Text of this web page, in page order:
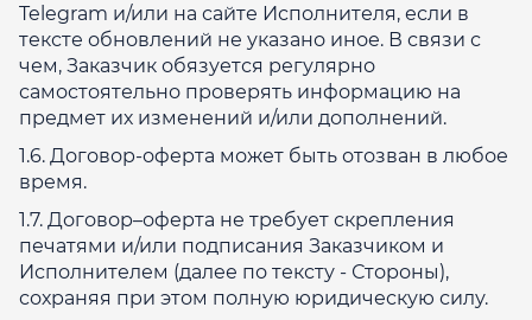
Telegram и/или на сайте Исполнителя, если в
тексте обновлений не указано иное. В связи с
чем, Заказчик обязуется регулярно
самостоятельно проверять информацию на
предмет их изменений и/или дополнений.
1.6. Договор-оферта может быть отозван в любое
время.
1.7. Договор–оферта не требует скрепления
печатями и/или подписания Заказчиком и
Исполнителем (далее по тексту - Стороны),
сохраняя при этом полную юридическую силу.